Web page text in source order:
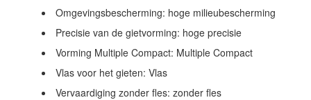
Omgevingsbescherming: hoge milieubescherming
Precisie van de gietvorming: hoge precisie
Vorming Multiple Compact: Multiple Compact
Vlas voor het gieten: Vlas
Vervaardiging zonder fles: zonder fles